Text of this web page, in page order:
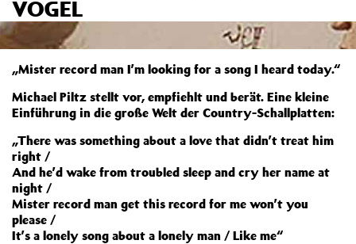
VOGEL
„Mister record man I’m looking for a song I heard today.“
Michael Piltz stellt vor, empfiehlt und berät. Eine kleine
Einführung in die große Welt der Country-Schallplatten:
„There was something about a love that didn’t treat him
right /
And he’d wake from troubled sleep and cry her name at
night /
Mister record man get this record for me won’t you
please /
It’s a lonely song about a lonely man / Like me“